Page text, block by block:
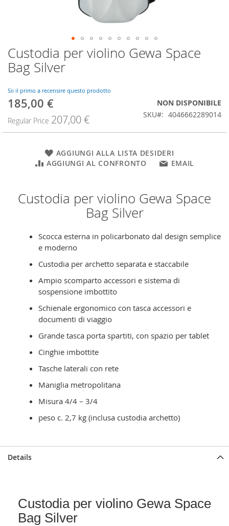
Vai
all'inizio
della
di
immagini
Custodia per violino Gewa Space
Bag Silver
Sii il primo a recensire questo prodotto
Special
185,00 €
Regular Price 207,00 €
NON DISPONIBILE
SKU
4046662289014
AGGIUNGI ALLA LISTA DESIDERI
AGGIUNGI AL CONFRONTO
EMAIL
Custodia per violino Gewa Space
Bag Silver
Scocca esterna in policarbonato dal design semplice
e moderno
Custodia per archetto separata e staccabile
Ampio scomparto accessori e sistema di
sospensione imbottito
Schienale ergonomico con tasca accessori e
documenti di viaggio
Grande tasca porta spartiti, con spazio per tablet
Cinghie imbottite
Tasche laterali con rete
Maniglia metropolitana
Misura 4/4 – 3/4
peso c. 2,7 kg (inclusa custodia archetto)
Details
Custodia per violino Gewa Space
Bag Silver